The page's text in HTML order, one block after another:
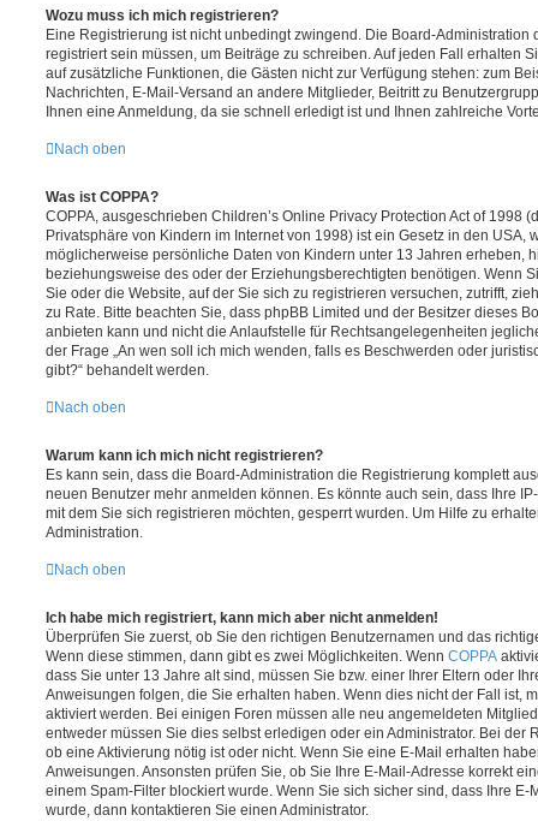
Wozu muss ich mich registrieren?
Eine Registrierung ist nicht unbedingt zwingend. Die Board-Administration
registriert sein müssen, um Beiträge zu schreiben. Auf jeden Fall erhalten
auf zusätzliche Funktionen, die Gästen nicht zur Verfügung stehen: zum
Nachrichten, E-Mail-Versand an andere Mitglieder, Beitritt zu
Ihnen eine Anmeldung, da sie schnell erledigt ist und Ihnen zahlreiche
Nach oben
Was ist COPPA?
COPPA, ausgeschrieben Children’s Online Privacy Protection Act of 1998
Privatsphäre von Kindern im Internet von 1998) ist ein Gesetz in den USA,
möglicherweise persönliche Daten von Kindern unter 13 Jahren erheben,
beziehungsweise des oder der Erziehungsberechtigten benötigen. Wenn
Sie oder die Website, auf der Sie sich zu registrieren versuchen, zutrifft,
zu Rate. Bitte beachten Sie, dass phpBB Limited und der Besitzer dieses
anbieten kann und nicht die Anlaufstelle für Rechtsangelegenheiten
der Frage „An wen soll ich mich wenden, falls es Beschwerden oder
gibt?“ behandelt werden.
Nach oben
Warum kann ich mich nicht registrieren?
Es kann sein, dass die Board-Administration die Registrierung komplett
neuen Benutzer mehr anmelden können. Es könnte auch sein, dass Ihre
mit dem Sie sich registrieren möchten, gesperrt wurden. Um Hilfe zu
Administration.
Nach oben
Ich habe mich registriert, kann mich aber nicht anmelden!
Überprüfen Sie zuerst, ob Sie den richtigen Benutzernamen und das
Wenn diese stimmen, dann gibt es zwei Möglichkeiten. Wenn COPPA
dass Sie unter 13 Jahre alt sind, müssen Sie bzw. einer Ihrer Eltern oder
Anweisungen folgen, die Sie erhalten haben. Wenn dies nicht der Fall ist,
aktiviert werden. Bei einigen Foren müssen alle neu angemeldeten
entweder müssen Sie dies selbst erledigen oder ein Administrator. Bei der
ob eine Aktivierung nötig ist oder nicht. Wenn Sie eine E-Mail erhalten
Anweisungen. Ansonsten prüfen Sie, ob Sie Ihre E-Mail-Adresse korrekt
einem Spam-Filter blockiert wurde. Wenn Sie sich sicher sind, dass Ihre
wurde, dann kontaktieren Sie einen Administrator.